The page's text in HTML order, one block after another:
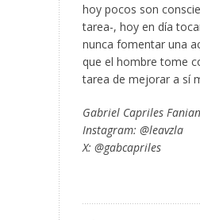
hoy pocos son
tarea-, hoy en día
nunca fomentar una
que el hombre tome
tarea de mejorar a sí
Gabriel Capriles
Instagram: @leavzla
X: @gabcapriles